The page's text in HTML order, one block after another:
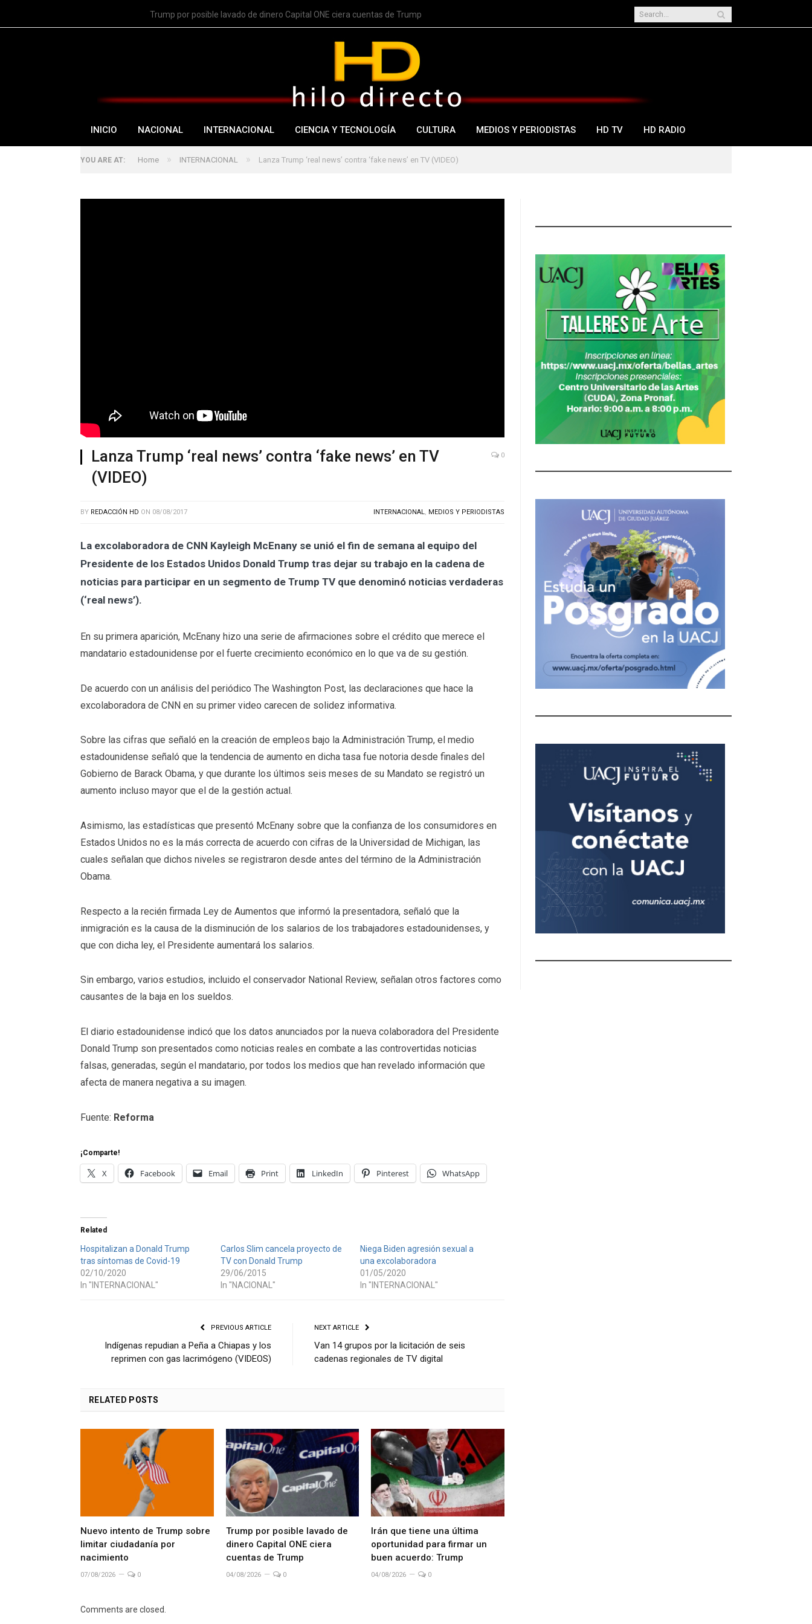
Trump por posible lavado de dinero Capital ONE ciera cuentas de Trump
INICIO NACIONAL INTERNACIONAL CIENCIA Y TECNOLOGÍA CULTURA MEDIOS Y PERIODISTAS HD TV HD RADIO
YOU ARE AT: Home » INTERNACIONAL » Lanza Trump ‘real news’ contra ‘fake news’ en TV (VIDEO)
Lanza Trump ‘real news’ contra ‘fake news’ en TV
(VIDEO)
0
BY REDACCIÓN HD ON 08/08/2017 INTERNACIONAL, MEDIOS Y PERIODISTAS
La excolaboradora de CNN Kayleigh McEnany se unió el fin de semana al equipo del
Presidente de los Estados Unidos Donald Trump tras dejar su trabajo en la cadena de
noticias para participar en un segmento de Trump TV que denominó noticias verdaderas
(‘real news’).
En su primera aparición, McEnany hizo una serie de afirmaciones sobre el crédito que merece el
mandatario estadounidense por el fuerte crecimiento económico en lo que va de su gestión.
De acuerdo con un análisis del periódico The Washington Post, las declaraciones que hace la
excolaboradora de CNN en su primer video carecen de solidez informativa.
Sobre las cifras que señaló en la creación de empleos bajo la Administración Trump, el medio
estadounidense señaló que la tendencia de aumento en dicha tasa fue notoria desde finales del
Gobierno de Barack Obama, y que durante los últimos seis meses de su Mandato se registró un
aumento incluso mayor que el de la gestión actual.
Asimismo, las estadísticas que presentó McEnany sobre que la confianza de los consumidores en
Estados Unidos no es la más correcta de acuerdo con cifras de la Universidad de Michigan, las
cuales señalan que dichos niveles se registraron desde antes del término de la Administración
Obama.
Respecto a la recién firmada Ley de Aumentos que informó la presentadora, señaló que la
inmigración es la causa de la disminución de los salarios de los trabajadores estadounidenses, y
que con dicha ley, el Presidente aumentará los salarios.
Sin embargo, varios estudios, incluido el conservador National Review, señalan otros factores como
causantes de la baja en los sueldos.
El diario estadounidense indicó que los datos anunciados por la nueva colaboradora del Presidente
Donald Trump son presentados como noticias reales en combate a las controvertidas noticias
falsas, generadas, según el mandatario, por todos los medios que han revelado información que
afecta de manera negativa a su imagen.
Fuente: Reforma
¡Comparte!
X Facebook Email Print LinkedIn Pinterest WhatsApp
Related
Hospitalizan a Donald Trump
tras síntomas de Covid-19
02/10/2020
In "INTERNACIONAL"
Carlos Slim cancela proyecto de
TV con Donald Trump
29/06/2015
In "NACIONAL"
Niega Biden agresión sexual a
una excolaboradora
01/05/2020
In "INTERNACIONAL"
PREVIOUS ARTICLE
Indígenas repudian a Peña a Chiapas y los
reprimen con gas lacrimógeno (VIDEOS)
NEXT ARTICLE
Van 14 grupos por la licitación de seis
cadenas regionales de TV digital
RELATED POSTS
Nuevo intento de Trump sobre
limitar ciudadanía por
nacimiento
07/08/2026 0
Trump por posible lavado de
dinero Capital ONE ciera
cuentas de Trump
04/08/2026 0
Irán que tiene una última
oportunidad para firmar un
buen acuerdo: Trump
04/08/2026 0
Comments are closed.